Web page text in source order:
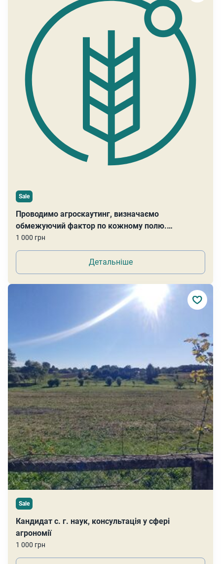
Sale
Проводимо агроскаутинг, визначаємо
обмежуючий фактор по кожному полю.
Проводимо листкову діагностику
1 000 грн
Детальніше
Sale
Кандидат с. г. наук, консультація у сфері
агрономії
1 000 грн